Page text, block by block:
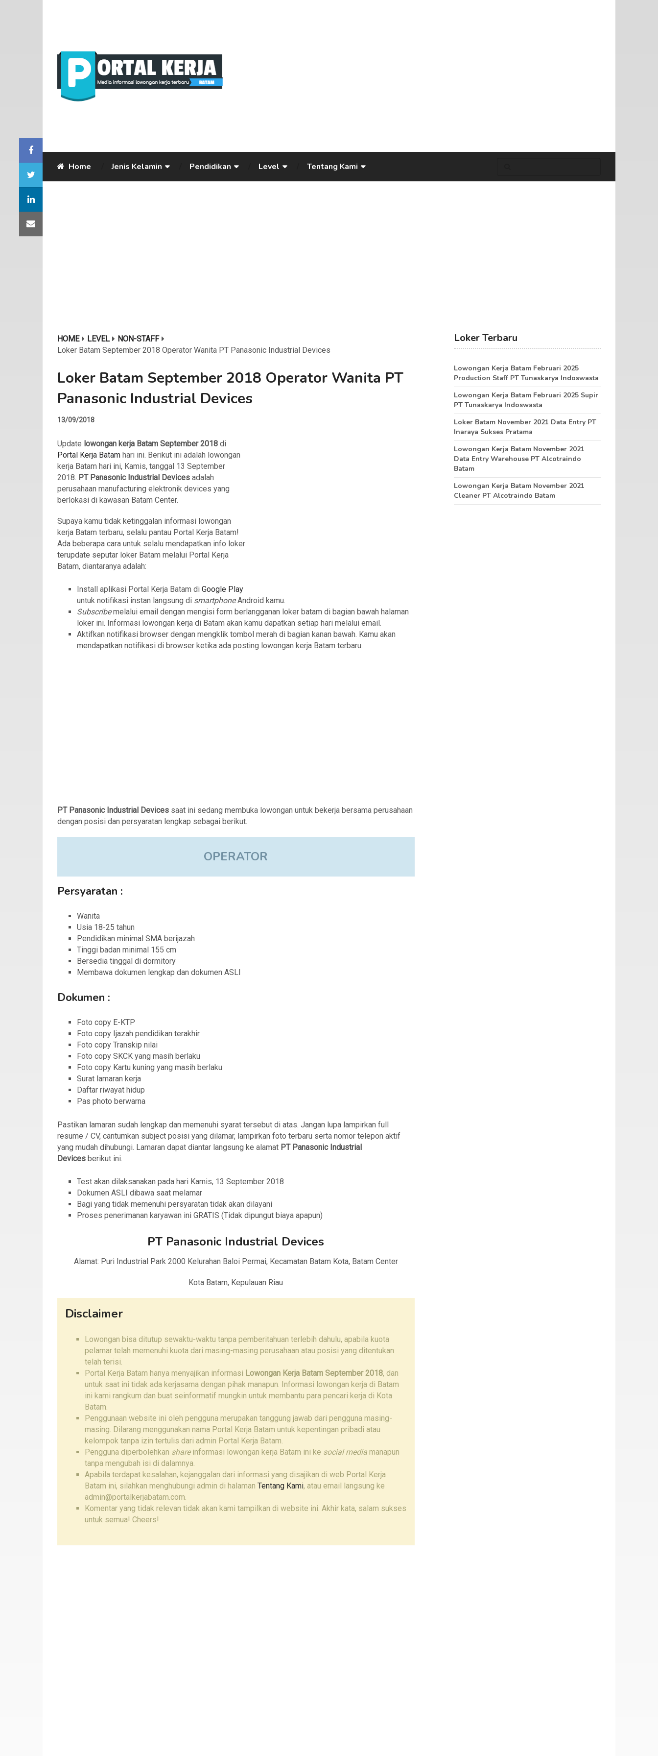
Home Jenis Kelamin Pendidikan Level Tentang Kami
HOME LEVEL
NON-STAFF
Loker Batam September 2018 Operator Wanita PT Panasonic Industrial Devices
Loker Batam September 2018 Operator Wanita PT
Panasonic Industrial Devices
13/09/2018
Update lowongan kerja Batam September 2018 di
Portal Kerja Batam hari ini. Berikut ini adalah lowongan
kerja Batam hari ini, Kamis, tanggal 13 September
2018. PT Panasonic Industrial Devices adalah
perusahaan manufacturing elektronik devices yang
berlokasi di kawasan Batam Center.
Supaya kamu tidak ketinggalan informasi lowongan
kerja Batam terbaru, selalu pantau Portal Kerja Batam!
Ada beberapa cara untuk selalu mendapatkan info loker
terupdate seputar loker Batam melalui Portal Kerja
Batam, diantaranya adalah:
Install aplikasi Portal Kerja Batam di Google Play
untuk notifikasi instan langsung di smartphoneAndroid kamu.
Subscribemelalui email dengan mengisi form berlangganan loker batam di bagian bawah halaman
loker ini. Informasi lowongan kerja di Batam akan kamu dapatkan setiap hari melalui email.
Aktifkan notifikasi browser dengan mengklik tombol merah di bagian kanan bawah. Kamu akan
mendapatkan notifikasi di browser ketika ada posting lowongan kerja Batam terbaru.
PT Panasonic Industrial Devices saat ini sedang membuka lowongan untuk bekerja bersama perusahaan
dengan posisi dan persyaratan lengkap sebagai berikut.
OPERATOR
Persyaratan :
Wanita
Usia 18-25 tahun
Pendidikan minimal SMA berijazah
Tinggi badan minimal 155 cm
Bersedia tinggal di dormitory
Membawa dokumen lengkap dan dokumen ASLI
Dokumen :
Foto copy E-KTP
Foto copy Ijazah pendidikan terakhir
Foto copy Transkip nilai
Foto copy SKCK yang masih berlaku
Foto copy Kartu kuning yang masih berlaku
Surat lamaran kerja
Daftar riwayat hidup
Pas photo berwarna
Pastikan lamaran sudah lengkap dan memenuhi syarat tersebut di atas. Jangan lupa lampirkan full
resume / CV, cantumkan subject posisi yang dilamar, lampirkan foto terbaru serta nomor telepon aktif
yang mudah dihubungi. Lamaran dapat diantar langsung ke alamat PT Panasonic Industrial
Devices berikut ini.
Test akan dilaksanakan pada hari Kamis, 13 September 2018
Dokumen ASLI dibawa saat melamar
Bagi yang tidak memenuhi persyaratan tidak akan dilayani
Proses penerimanan karyawan ini GRATIS (Tidak dipungut biaya apapun)
PT Panasonic Industrial Devices
Alamat: Puri Industrial Park 2000 Kelurahan Baloi Permai, Kecamatan Batam Kota, Batam Center
Kota Batam, Kepulauan Riau
Disclaimer
Lowongan bisa ditutup sewaktu-waktu tanpa pemberitahuan terlebih dahulu, apabila kuota
pelamar telah memenuhi kuota dari masing-masing perusahaan atau posisi yang ditentukan
telah terisi.
Portal Kerja Batam hanya menyajikan informasi Lowongan Kerja Batam September 2018, dan
untuk saat ini tidak ada kerjasama dengan pihak manapun. Informasi lowongan kerja di Batam
ini kami rangkum dan buat seinformatif mungkin untuk membantu para pencari kerja di Kota
Batam.
Penggunaan website ini oleh pengguna merupakan tanggung jawab dari pengguna masing-
masing. Dilarang menggunakan nama Portal Kerja Batam untuk kepentingan pribadi atau
kelompok tanpa izin tertulis dari admin Portal Kerja Batam.
Pengguna diperbolehkan shareinformasi lowongan kerja Batam ini ke social media manapun
tanpa mengubah isi di dalamnya.
Apabila terdapat kesalahan, kejanggalan dari informasi yang disajikan di web Portal Kerja
Batam ini, silahkan menghubungi admin di halaman Tentang Kami, atau email langsung ke
admin@portalkerjabatam.com.
Komentar yang tidak relevan tidak akan kami tampilkan di website ini. Akhir kata, salam sukses
untuk semua! Cheers!
Loker Terbaru
Lowongan Kerja Batam Februari 2025
Production Staff PT Tunaskarya Indoswasta
Lowongan Kerja Batam Februari 2025 Supir
PT Tunaskarya Indoswasta
Loker Batam November 2021 Data Entry PT
Inaraya Sukses Pratama
Lowongan Kerja Batam November 2021
Data Entry Warehouse PT Alcotraindo
Batam
Lowongan Kerja Batam November 2021
Cleaner PT Alcotraindo Batam